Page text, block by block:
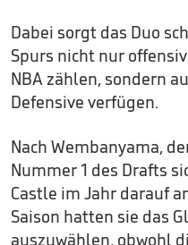
Dabei sorgt das Duo
Spurs nicht nur
NBA zählen, sondern
Defensive verfügen.
Nach Wembanyama,
Nummer 1 des Drafts
Castle im Jahr darauf
Saison hatten sie das
auszuwählen, obwohl